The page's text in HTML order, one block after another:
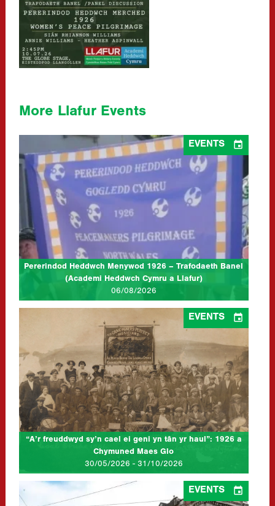
More Llafur Events
Pererindod Heddwch Menywod 1926 – Trafodaeth Banel
(Academi Heddwch Cymru a Llafur)
06/08/2026
EVENTS 
Pererindod Heddwch Menywod 1926 – Trafodaeth Banel
(Academi Heddwch Cymru a Llafur)
06/08/2026
at Cymdeithasau 1, Eisteddfod y Garreg Las, Llantwt
Ymunwch â ni am drafodaeth banel i ddathlu canmlwyddiant
Pererindod Heddwch Menywod 1926. Yn ystod tymor yr haf
1926, gorymdeithiodd degau o filoedd…
CLICK TO READ MORE...
“A’r freuddwyd sy’n cael ei geni yn tân yr haul”: 1926 a
Chymuned Maes Glo
30/05/2026 - 31/10/2026
EVENTS 
“A’r freuddwyd sy’n cael ei geni yn tân yr haul”: 1926 a
Chymuned Maes Glo
30/05/2026 - 31/10/2026
at Ar-lein
Disgrifiad: Yr haf ddig 1926, a nodweddir gan weithredu
diwydiannol, ceginau cawl, bandiau jazz a charnifalau. Roedd
undod yn cyferbynnu ag anghyfannedd yn y…
CLICK TO READ MORE...
EVENTS 
Gwrthsafiad a Gwydnwch: Brwydr y Gorffennol, y Presennol